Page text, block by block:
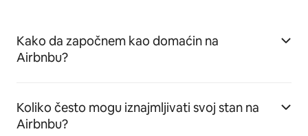
Kako da započnem kao domaćin na
Airbnbu?
Koliko često mogu iznajmljivati svoj stan na
Airbnbu?